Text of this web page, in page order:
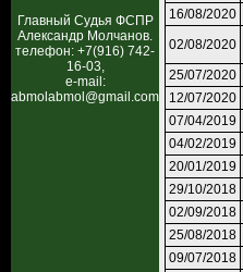
Главный Судья ФСПР
Александр Молчанов.
телефон: +7(916) 742-
16-03,
e-mail:
abmolabmol@gmail.com
16/08/2020
02/08/2020
25/07/2020
12/07/2020
07/04/2019
04/02/2019
20/01/2019
29/10/2018
02/09/2018
25/08/2018
09/07/2018